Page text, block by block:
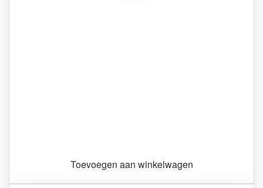
Toevoegen aan winkelwagen